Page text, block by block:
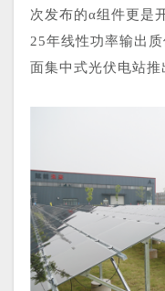
次发布的α组件更是
25年线性功率输出
面集中式光伏电站推